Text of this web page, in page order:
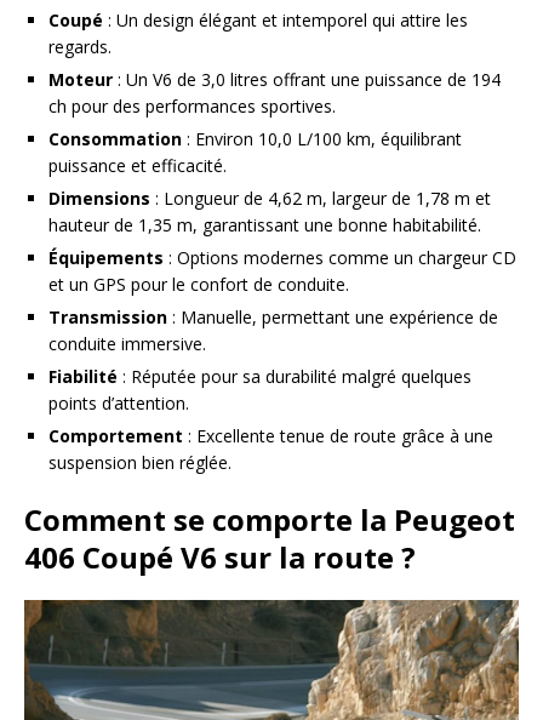
Coupé : Un design élégant et intemporel qui attire les
regards.
Moteur : Un V6 de 3,0 litres offrant une puissance de 194
ch pour des performances sportives.
Consommation : Environ 10,0 L/100 km, équilibrant
puissance et efficacité.
Dimensions : Longueur de 4,62 m, largeur de 1,78 m et
hauteur de 1,35 m, garantissant une bonne habitabilité.
Équipements : Options modernes comme un chargeur CD
et un GPS pour le confort de conduite.
Transmission : Manuelle, permettant une expérience de
conduite immersive.
Fiabilité : Réputée pour sa durabilité malgré quelques
points d’attention.
Comportement : Excellente tenue de route grâce à une
suspension bien réglée.
Comment se comporte la Peugeot
406 Coupé V6 sur la route ?